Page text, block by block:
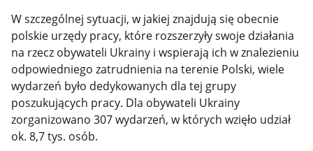
W szczególnej sytuacji, w jakiej znajdują się obecnie
polskie urzędy pracy, które rozszerzyły swoje działania
na rzecz obywateli Ukrainy i wspierają ich w znalezieniu
odpowiedniego zatrudnienia na terenie Polski, wiele
wydarzeń było dedykowanych dla tej grupy
poszukujących pracy. Dla obywateli Ukrainy
zorganizowano 307 wydarzeń, w których wzięło udział
ok. 8,7 tys. osób.